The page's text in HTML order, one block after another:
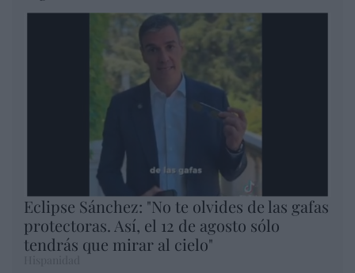
Eclipse Sánchez: "No te olvides de las gafas
protectoras. Así, el 12 de agosto sólo
tendrás que mirar al cielo"